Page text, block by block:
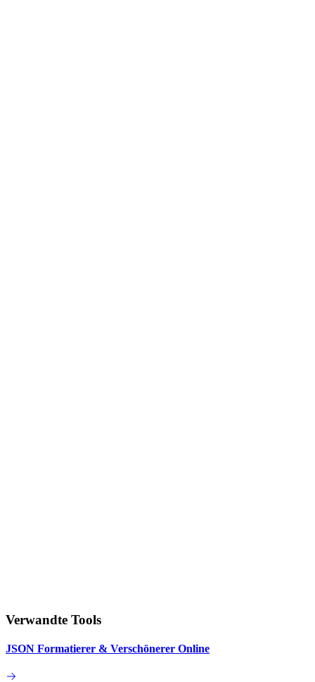
Verwandte Tools
JSON Formatierer & Verschönerer Online